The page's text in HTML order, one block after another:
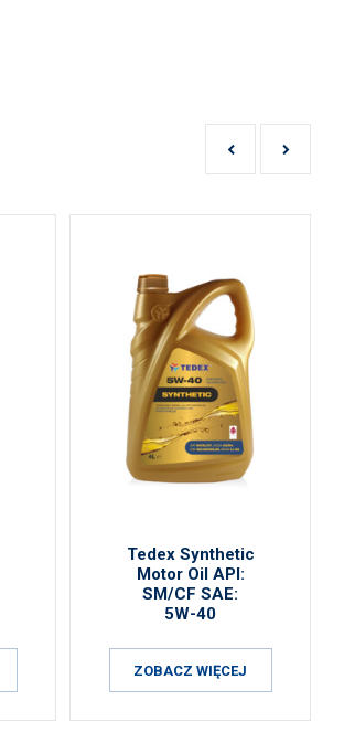
Tedex Synthetic
Motor Oil API:
SM/CF SAE:
5W-40
ZOBACZ WIĘCEJ